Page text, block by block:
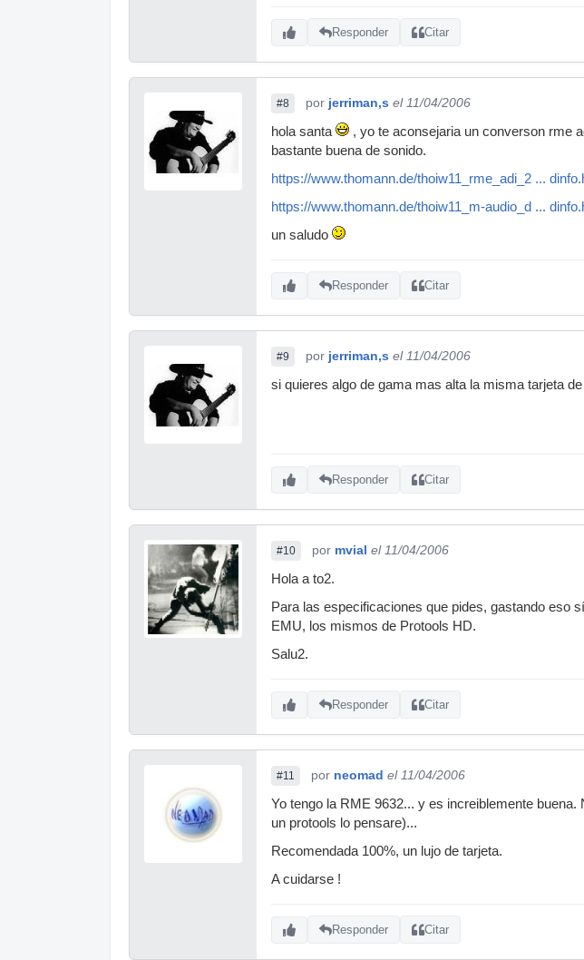
Responder Citar
#8 por jerriman,s el 11/04/2006
hola santa
, yo te aconsejaria un converson rme
bastante buena de sonido.
https://www.thomann.de/thoiw11_rme_adi_2 ...
https://www.thomann.de/thoiw11_m-audio_d ...
un saludo
Responder Citar
#9 por jerriman,s el 11/04/2006
si quieres algo de gama mas alta la misma tarjeta
Responder Citar
#10 por mvial el 11/04/2006
Hola a to2.
Para las especificaciones que pides, gastando eso
EMU, los mismos de Protools HD.
Salu2.
Responder Citar
#11 por neomad el 11/04/2006
Yo tengo la RME 9632... y es increiblemente
un protools lo pensare)...
Recomendada 100%, un lujo de tarjeta.
A cuidarse !
Responder Citar